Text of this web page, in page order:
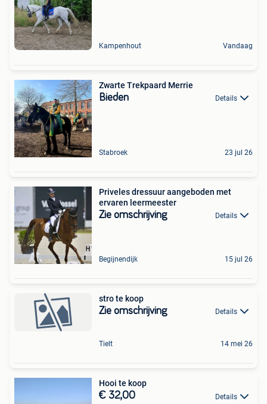
Kampenhout Vandaag
Zwarte Trekpaard Merrie
Bieden Details
Stabroek 23 jul 26
Priveles dressuur aangeboden met
ervaren leermeester
Zie omschrijving Details
Begijnendijk 15 jul 26
stro te koop
Zie omschrijving Details
Tielt 14 mei 26
Hooi te koop
€ 32,00 Details